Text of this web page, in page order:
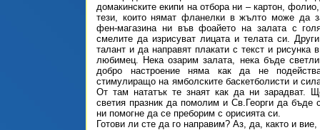
домакинските екипи на отбора ни – картон,
тези, които нямат фланелки в жълто може да
фен-магазина ни във фоайето на залата с
смелите да изрисуват лицата и телата си.
талант и да направят плакати с текст и рисунка
любимец. Нека озарим залата, нека бъде
добро настроение няма как да не
стимулиращо на ямболските баскетболисти и
От там нататък те знаят как да ни зарадват.
светия празник да помолим и Св.Георги да бъде
ни помогне да се преборим с орисията си.
Готови ли сте да го направим? Аз, да, както и